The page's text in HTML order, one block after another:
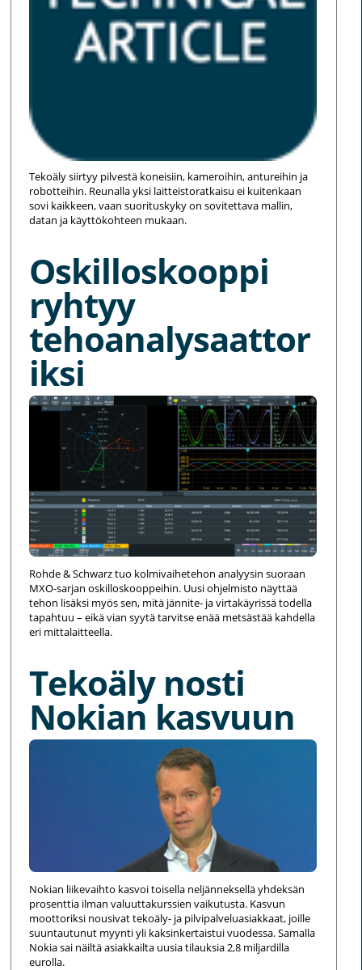
Tekoäly siirtyy pilvestä koneisiin, kameroihin, antureihin ja
robotteihin. Reunalla yksi laitteistoratkaisu ei kuitenkaan
sovi kaikkeen, vaan suorituskyky on sovitettava mallin,
datan ja käyttökohteen mukaan.
Oskilloskooppi
ryhtyy
tehoanalysaattor
iksi
Rohde & Schwarz tuo kolmivaihetehon analyysin suoraan
MXO-sarjan oskilloskooppeihin. Uusi ohjelmisto näyttää
tehon lisäksi myös sen, mitä jännite- ja virtakäyrissä todella
tapahtuu – eikä vian syytä tarvitse enää metsästää kahdella
eri mittalaitteella.
Tekoäly nosti
Nokian kasvuun
Nokian liikevaihto kasvoi toisella neljänneksellä yhdeksän
prosenttia ilman valuuttakurssien vaikutusta. Kasvun
moottoriksi nousivat tekoäly- ja pilvipalveluasiakkaat, joille
suuntautunut myynti yli kaksinkertaistui vuodessa. Samalla
Nokia sai näiltä asiakkailta uusia tilauksia 2,8 miljardilla
eurolla.